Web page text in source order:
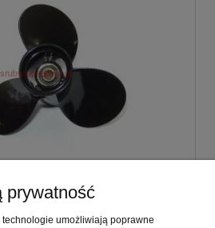
9 1/4 x 10 Johnson: 8, 9.9,
KM Typ: S15
prywatność
umożliwiają poprawne